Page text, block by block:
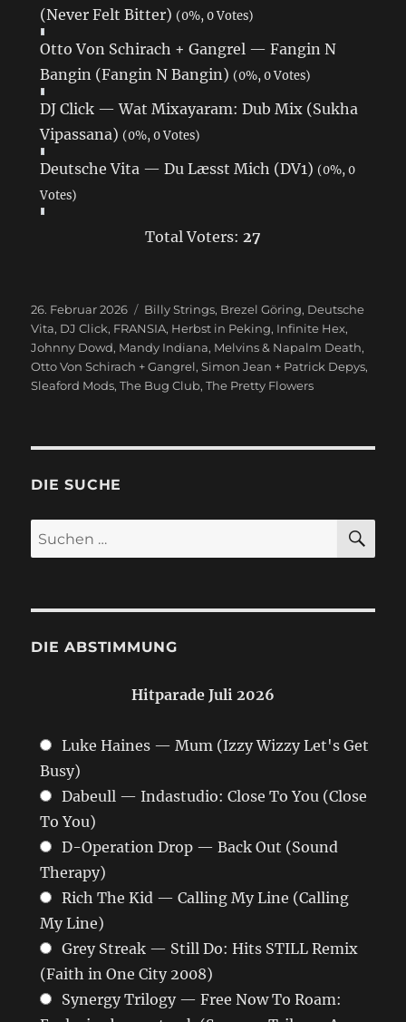
(Never Felt Bitter) (0%, 0 Votes)
Otto Von Schirach + Gangrel — Fangin N
Bangin (Fangin N Bangin) (0%, 0 Votes)
DJ Click — Wat Mixayaram: Dub Mix (Sukha
Vipassana) (0%, 0 Votes)
Deutsche Vita — Du Læsst Mich (DV1) (0%, 0
Votes)
Total Voters: 27
Veröffentlicht
am
26. Februar 2026 Schlagwörter
Billy Strings, Brezel Göring, Deutsche
Vita, DJ Click, FRANSIA, Herbst in Peking, Infinite Hex,
Johnny Dowd, Mandy Indiana, Melvins & Napalm Death,
Otto Von Schirach + Gangrel,Simon Jean + Patrick Depys,
Sleaford Mods,The Bug Club,The Pretty Flowers
DIE SUCHE
Suchen
nach:
DIE ABSTIMMUNG
Hitparade Juli 2026
Luke Haines — Mum (Izzy Wizzy Let's Get
Busy)
Dabeull — Indastudio: Close To You (Close
To You)
D-Operation Drop — Back Out (Sound
Therapy)
Rich The Kid — Calling My Line (Calling
My Line)
Grey Streak — Still Do: Hits STILL Remix
(Faith in One City 2008)
Synergy Trilogy — Free Now To Roam: